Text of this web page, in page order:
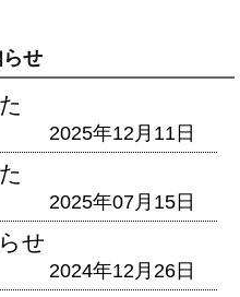
せ
2025年12月11日
2025年07月15日
せ
2024年12月26日